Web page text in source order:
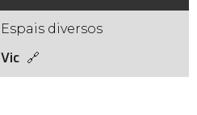
Espais diversos
Vic